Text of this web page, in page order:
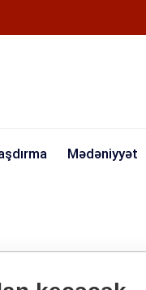
Mədəniyyət